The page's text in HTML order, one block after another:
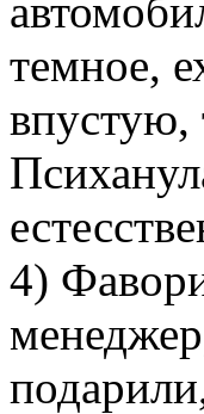
темное,
впустую,
4)